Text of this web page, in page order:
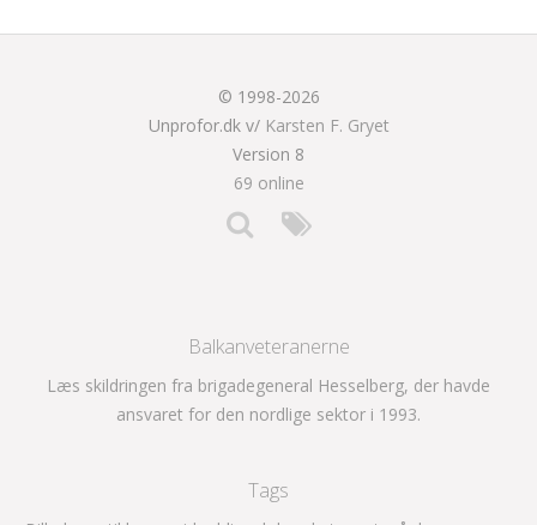
© 1998-2026
Unprofor.dk v/ Karsten F. Gryet
Version 8
69 online
Balkanveteranerne
Læs skildringen fra brigadegeneral Hesselberg, der havde
ansvaret for den nordlige sektor i 1993.
Tags